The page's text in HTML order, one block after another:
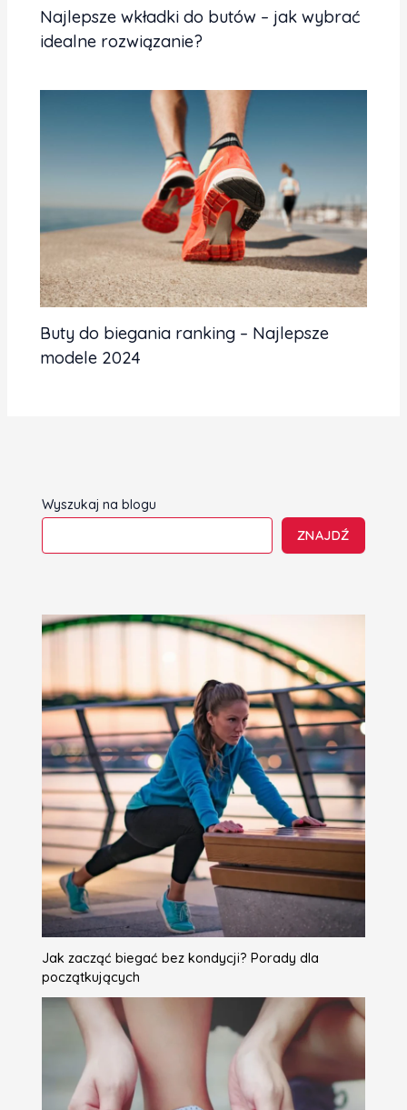
Najlepsze wkładki do butów – jak wybrać
idealne rozwiązanie?
Buty do biegania ranking – Najlepsze
modele 2024
Wyszukaj na blogu
ZNAJDŹ
Jak zacząć biegać bez kondycji? Porady dla
początkujących